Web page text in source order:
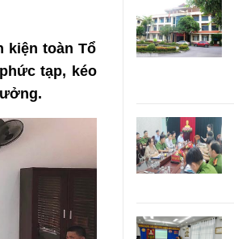
kiện toàn Tổ
tạp, kéo